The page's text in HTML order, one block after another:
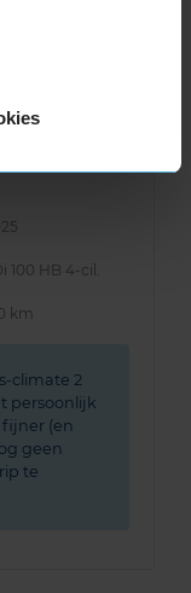
100 HB 4-cil.
km
climate 2
persoonlijk
(en
geen
te